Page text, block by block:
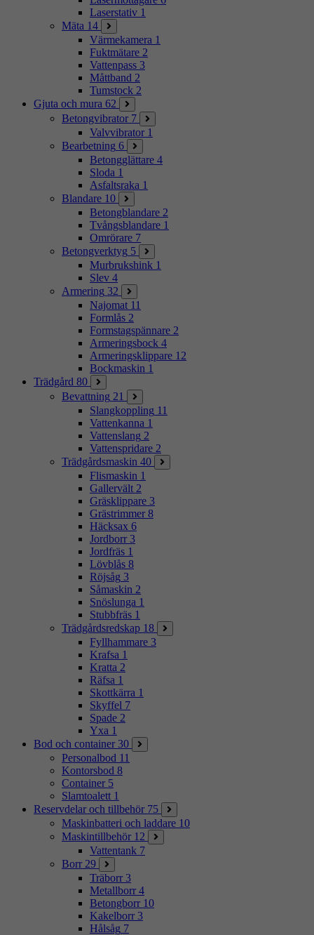
Laserstativ 1
Mäta 14
Värmekamera 1
Fuktmätare 2
Vattenpass 3
Måttband 2
Tumstock 2
Gjuta och mura 62
Betongvibrator 7
Valvvibrator 1
Bearbetning 6
Betongglättare 4
Sloda 1
Asfaltsraka 1
Blandare 10
Betongblandare 2
Tvångsblandare 1
Omrörare 7
Betongverktyg 5
Murbrukshink 1
Slev 4
Armering 32
Najomat 11
Formlås 2
Formstagspännare 2
Armeringsbock 4
Armeringsklippare 12
Bockmaskin 1
Trädgård 80
Bevattning 21
Slangkoppling 11
Vattenkanna 1
Vattenslang 2
Vattenspridare 2
Trädgårdsmaskin 40
Flismaskin 1
Gallervält 2
Gräsklippare 3
Grästrimmer 8
Häcksax 6
Jordborr 3
Jordfräs 1
Lövblås 8
Röjsåg 3
Såmaskin 2
Snöslunga 1
Stubbfräs 1
Trädgårdsredskap 18
Fyllhammare 3
Krafsa 1
Kratta 2
Räfsa 1
Skottkärra 1
Skyffel 7
Spade 2
Yxa 1
Bod och container 30
Personalbod 11
Kontorsbod 8
Container 5
Slamtoalett 1
Reservdelar och tillbehör 75
Maskinbatteri och laddare 10
Maskintillbehör 12
Vattentank 7
Borr 29
Träborr 3
Metallborr 4
Betongborr 10
Kakelborr 3
Hålsåg 7